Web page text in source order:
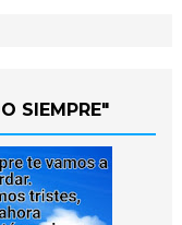
SIEMPRE"